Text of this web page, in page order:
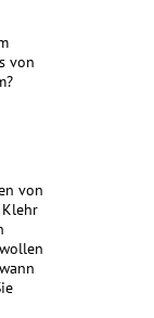
von
von